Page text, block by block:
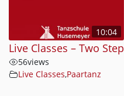
10:04
Live Classes – Two Step
56views
Live Classes,Paartanz